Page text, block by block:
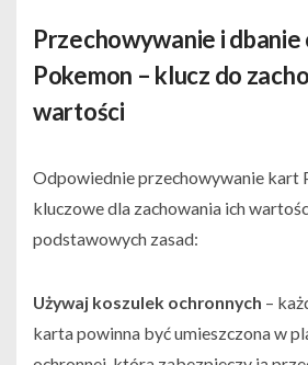
Przechowywanie i
Pokemon – klucz do
wartości
Odpowiednie przechowywanie kart
kluczowe dla zachowania ich
podstawowych zasad:
Używaj koszulek ochronnych –
karta powinna być umieszczona w